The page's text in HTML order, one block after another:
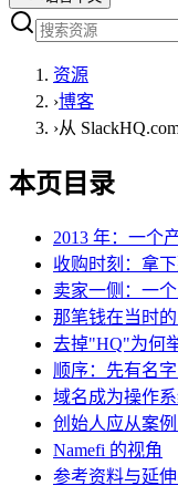
资源
›博客
›从
本页目录
2013 年：一个
收购时刻：拿
卖家一侧：一
那笔钱在当时
去掉"HQ"为何
顺序：先有名
域名成为操作
创始人应从案
Namefi 的视角
参考资料与延